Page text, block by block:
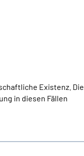
Existenz. Die
in diesen Fällen